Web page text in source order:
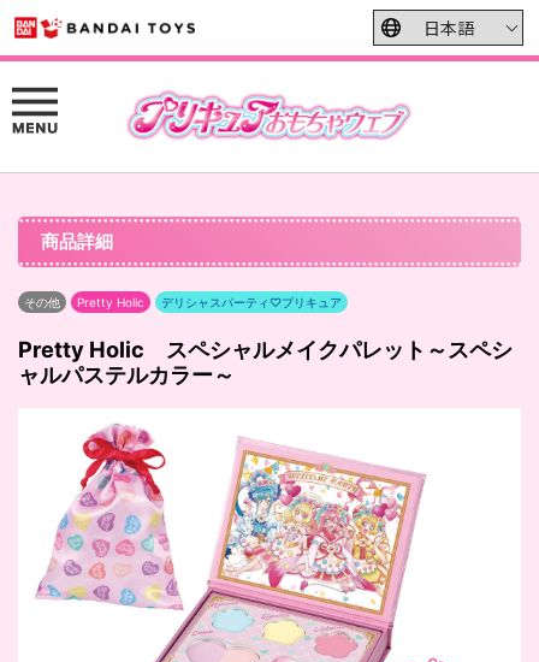
商品詳細
その他 Pretty Holic デリシャスパーティ♡プリキュア
Pretty Holic スペシャルメイクパレット～スペシ
ャルパステルカラー～